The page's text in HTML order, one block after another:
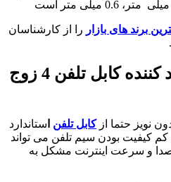
برند های بازار را از کارشناسان
بهترین برند های تولید کننده کابل تلفن 4 زوج
نویز حتما ازکابل تلفن ستاندارد
کم کیفیت بودن سیم تلفن می تواند
و سرعت اینترنت مشکل به